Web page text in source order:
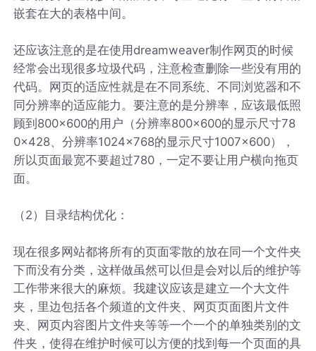
嵌套在大的表格中间。
还应该注意的是在使用dreamweaver制作网页的时候
经常会出现很多垃圾代码，注意检查删除一些没有用的
代码。网页的适应性就是在不同系统、不同浏览器和不
同分辨率的适应能力。要注意的是分辨率，应该最低照
顾到800×600的用户（分辨率800×600的显示尺寸78
0×428、分辨率1024×768的显示尺寸1007×600），
所以页面最宽不要超过780，一定不要让用户横向拖页
面。
（2）目录结构优化：
现在很多网站都将所有的页面零散的放在同一个文件夹
下而没有分类，这样做虽然可以但是会对以后的维护等
工作带来很大的麻烦。我建议应该是建立一个大文件
夹，里边包括各个频道的文件夹、网页页面图片文件
夹、网页内容图片文件夹等等一个一个的单独类别的文
件夹，使得在维护时候可以方便的找到每一个页面的具